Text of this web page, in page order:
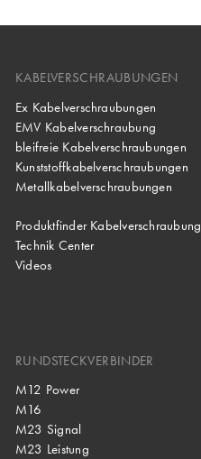
KABELVERSCHRAUBUNGEN
Ex Kabelverschraubungen
EMV Kabelverschraubung
bleifreie Kabelverschraubungen
Kunststoffkabelverschraubungen
Metallkabelverschraubungen
Produktfinder Kabelverschraubung
Technik Center
Videos
RUNDSTECKVERBINDER
M12 Power
M16
M23 Signal
M23 Leistung